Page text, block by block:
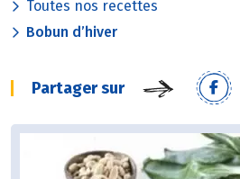
Toutes nos recettes
Bobun d’hiver
Partager sur